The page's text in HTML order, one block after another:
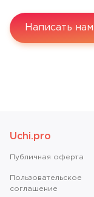
Написать нам
Uchi.pro
Публичная оферта
Пользовательское
соглашение